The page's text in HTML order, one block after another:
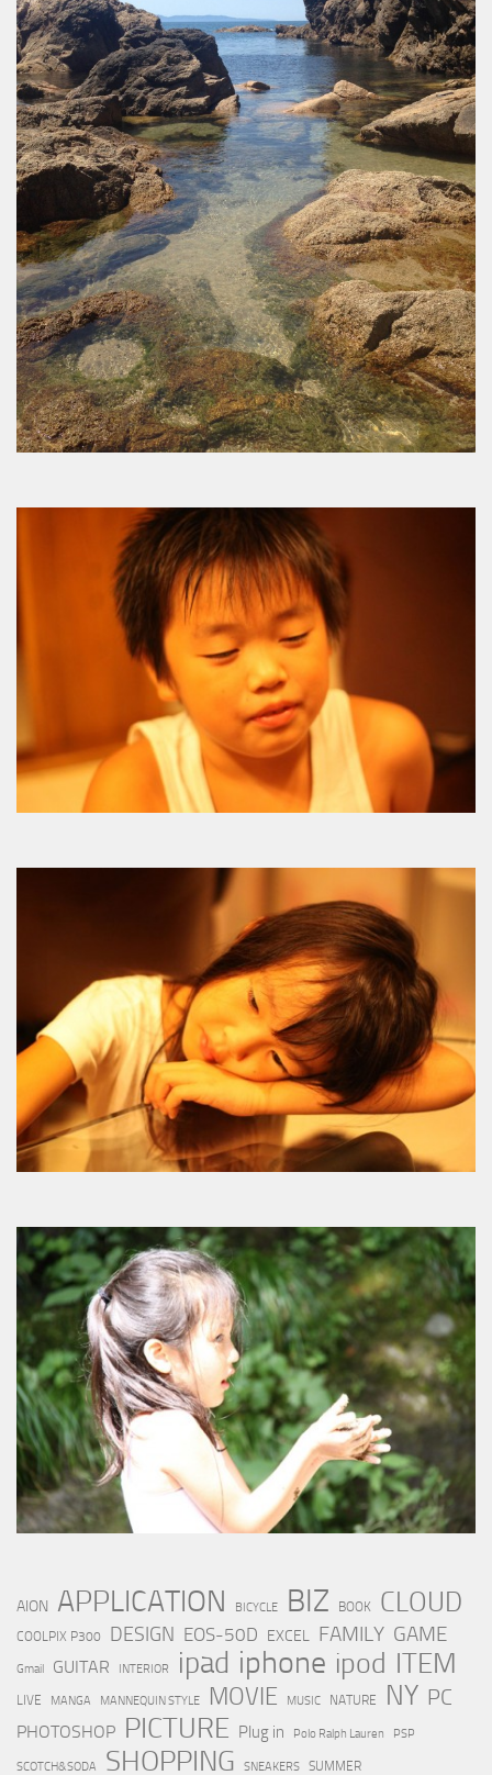
AION APPLICATION BICYCLE BIZ BOOK CLOUD
COOLPIX P300 DESIGN EOS-50D EXCEL FAMILY GAME
Gmail GUITAR INTERIOR ipad iphone ipod ITEM
LIVE MANGA MANNEQUIN STYLE MOVIE MUSIC NATURE NY PC
PHOTOSHOP PICTURE Plug in Polo Ralph Lauren PSP
SCOTCH&SODA SHOPPING SNEAKERS SUMMER